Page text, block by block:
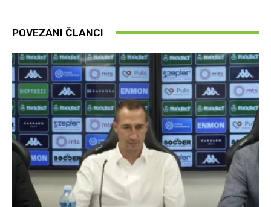
POVEZANI ČLANCI